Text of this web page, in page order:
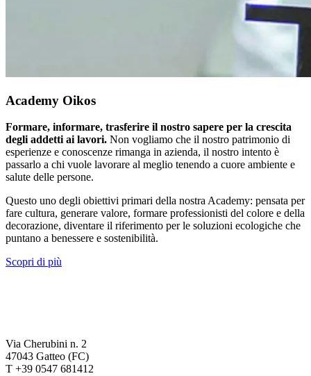
Academy Oikos
Formare, informare, trasferire il nostro sapere per la crescita
degli addetti ai lavori. Non vogliamo che il nostro patrimonio di
esperienze e conoscenze rimanga in azienda, il nostro intento è
passarlo a chi vuole lavorare al meglio tenendo a cuore ambiente e
salute delle persone.
Questo uno degli obiettivi primari della nostra Academy: pensata per
fare cultura, generare valore, formare professionisti del colore e della
decorazione, diventare il riferimento per le soluzioni ecologiche che
puntano a benessere e sostenibilità.
Scopri di più
Via Cherubini n. 2
47043 Gatteo (FC)
T +39 0547 681412